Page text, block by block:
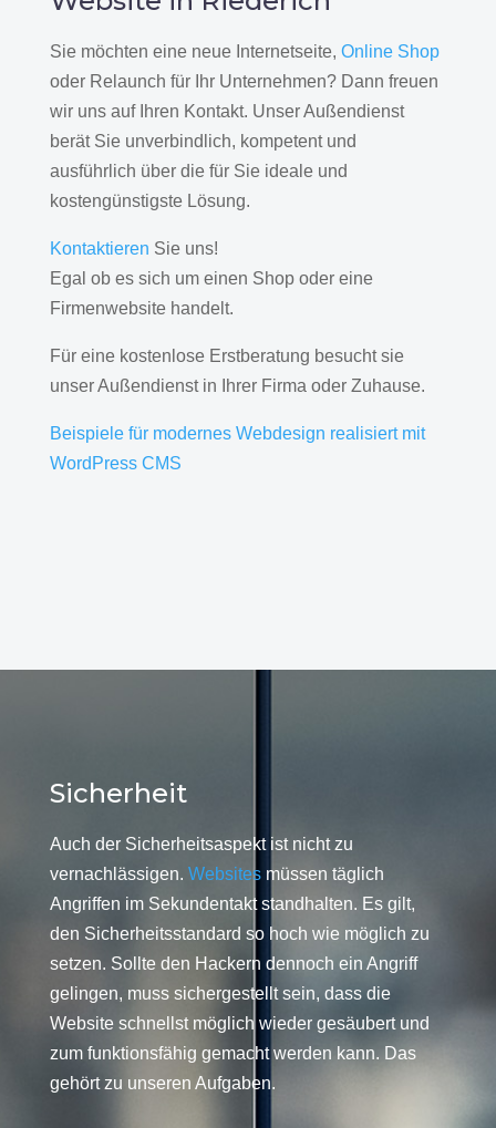
Sie möchten eine neue Internetseite, Online Shop
oder Relaunch für Ihr Unternehmen? Dann freuen
wir uns auf Ihren Kontakt. Unser Außendienst
berät Sie unverbindlich, kompetent und
ausführlich über die für Sie ideale und
kostengünstigste Lösung.
Kontaktieren Sie uns!
Egal ob es sich um einen Shop oder eine
Firmenwebsite handelt.
Für eine kostenlose Erstberatung besucht sie
unser Außendienst in Ihrer Firma oder Zuhause.
Beispiele für modernes Webdesign realisiert mit
WordPress CMS
Sicherheit
Auch der Sicherheitsaspekt ist nicht zu
vernachlässigen. Websitesmüssen täglich
Angriffen im Sekundentakt standhalten. Es gilt,
den Sicherheitsstandard so hoch wie möglich zu
setzen. Sollte den Hackern dennoch ein Angriff
gelingen, muss sichergestellt sein, dass die
Website schnellst möglich wieder gesäubert und
zum funktionsfähig gemacht werden kann. Das
gehört zu unseren Aufgaben.